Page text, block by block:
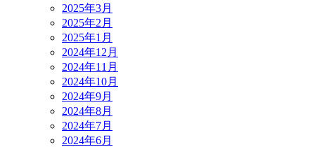
2025年3月
2025年2月
2025年1月
2024年12月
2024年11月
2024年10月
2024年9月
2024年8月
2024年7月
2024年6月